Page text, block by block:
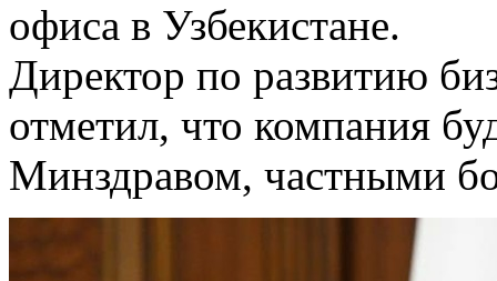
офиса в Узбекистане.
Директор по развитию
отметил, что компания
Минздравом, частными